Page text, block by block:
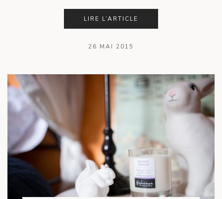
LIRE L’ARTICLE
26 MAI 2015